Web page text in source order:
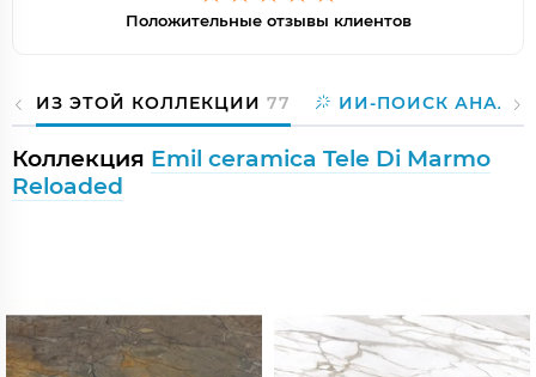
Положительные отзывы клиентов
ИЗ ЭТОЙ КОЛЛЕКЦИИ 77 ИИ-ПОИСК
Коллекция Emil ceramica Tele Di Marmo
Reloaded